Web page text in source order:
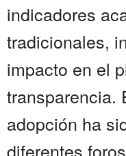
indicadores
tradicionales,
impacto en el
transparencia.
adopción ha
diferentes